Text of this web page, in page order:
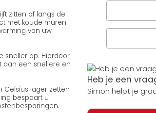
zitten of langs de
met koude muren
van uw
sneller op. Hierdoor
aan een snellere en
Celsius lager zetten
bespaart u
Heb je een
Simon helpt je